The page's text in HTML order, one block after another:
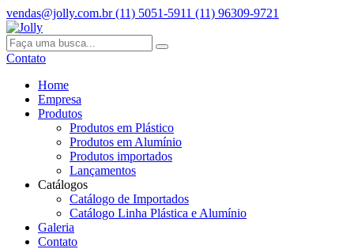
vendas@jolly.com.br(11) 5051-5911 (11) 96309-9721
Contato
Home
Empresa
Produtos
Produtos em Plástico
Produtos em Alumínio
Produtos importados
Lançamentos
Catálogos
Catálogo de Importados
Catálogo Linha Plástica e Alumínio
Galeria
Contato